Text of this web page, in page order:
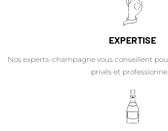
EXPERTISE
Nos experts-champagne vous conseillent
privés et